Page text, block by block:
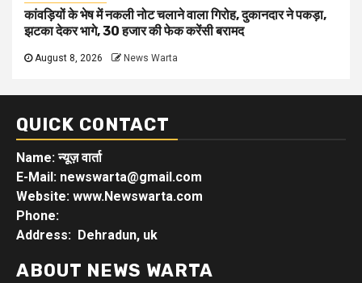
कांवड़ियों के भेष में नकली नोट चलाने वाला गिरोह, दुकानदार ने पकड़ा,
झटका देकर भागे, 30 हजार की फेक करेंसी बरामद
August 8, 2026 News Warta
QUICK CONTACT
Name: न्यूज़ वार्ता
E-Mail: newswarta@gmail.com
Website: www.Newswarta.com
Phone:
Address: Dehradun, uk
ABOUT NEWS WARTA